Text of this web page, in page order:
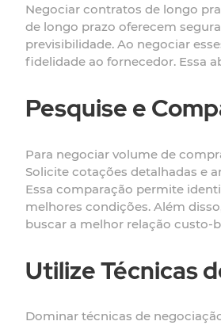
Negociar contratos de longo
de longo prazo oferecem
previsibilidade. Ao negociar
fidelidade ao fornecedor. Essa
Pesquise e
Para negociar volume de
Solicite cotações detalhadas e
Essa comparação permite
melhores condições. Além
buscar a melhor relação custo-
Utilize Técnicas
Dominar técnicas de